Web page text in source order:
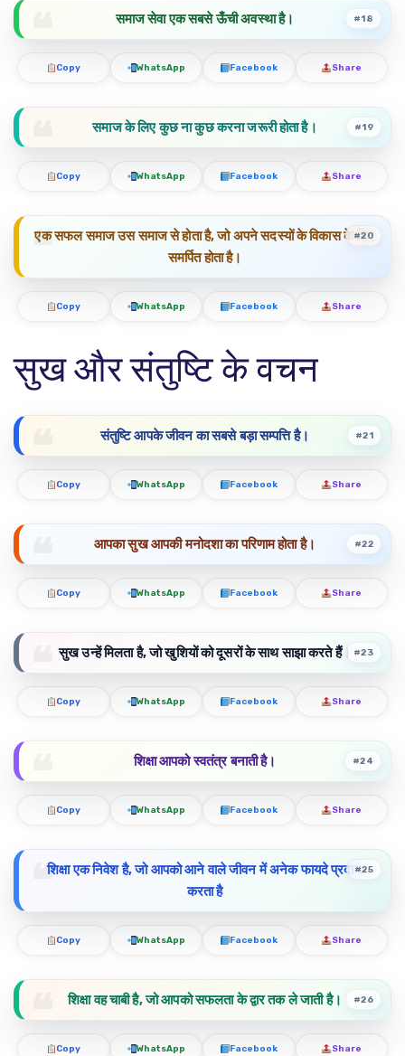
समाज सेवा एक सबसे ऊँची अवस्था है। #18
Copy WhatsApp Facebook Share
समाज के लिए कुछ ना कुछ करना जरूरी होता है। #19
Copy WhatsApp Facebook Share
एक सफल समाज उस समाज से होता है, जो अपने सदस्यों के विकास के लिए
समर्पित होता है।
#20
Copy WhatsApp Facebook Share
सुख और संतुष्टि के वचन
संतुष्टि आपके जीवन का सबसे बड़ा सम्पत्ति है। #21
Copy WhatsApp Facebook Share
आपका सुख आपकी मनोदशा का परिणाम होता है। #22
Copy WhatsApp Facebook Share
सुख उन्हें मिलता है, जो खुशियों को दूसरों के साथ साझा करते हैं। #23
Copy WhatsApp Facebook Share
शिक्षा आपको स्वतंत्र बनाती है। #24
Copy WhatsApp Facebook Share
शिक्षा एक निवेश है, जो आपको आने वाले जीवन में अनेक फायदे प्रदान
करता है
#25
Copy WhatsApp Facebook Share
शिक्षा वह चाबी है, जो आपको सफलता के द्वार तक ले जाती है। #26
Copy WhatsApp Facebook Share